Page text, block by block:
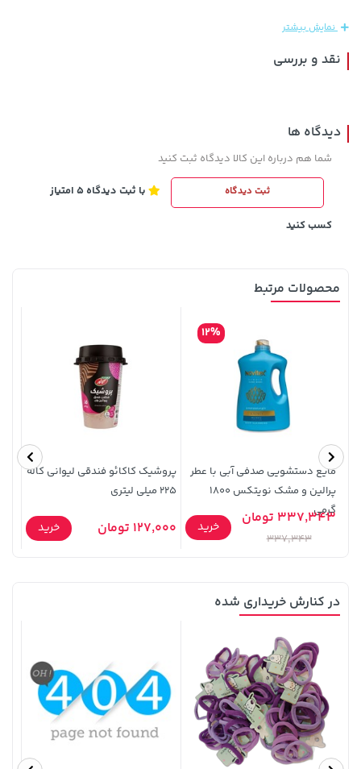
339,900 تومان خرید
44,780,000 تومان
100,000 تومان
120,000
نمایش بیشتر
نقد و بررسی
دیدگاه ها
شما هم درباره این کالا دیدگاه ثبت کنید
ثبت دیدگاه با ثبت دیدگاه 5 امتیاز
کسب کنید
محصولات مرتبط
مایع دستشویی صدفی آبی با عطر
پرالین و مشک نویتکس 1800
گرمی
12%
337,343 تومان
337,343
خرید
پروشیک کاکائو فندقی لیوانی کاله
225 میلی لیتری
127,000 تومان خرید
در کنارش خریداری شده